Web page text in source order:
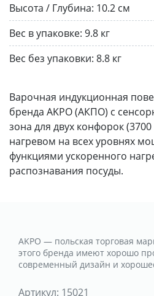
Высота / Глубина: 10.2 см
Вес в упаковке: 9.8 кг
Вес без упаковки: 8.8 кг
Варочная индукционная
бренда AKPO (АКПО) с
зона для двух конфорок
нагревом на всех уровнях
функциями ускоренного
распознавания посуды.
AKPO — польская торговая
этого бренда имеют хорошо
современный дизайн и
Артикул: 15021